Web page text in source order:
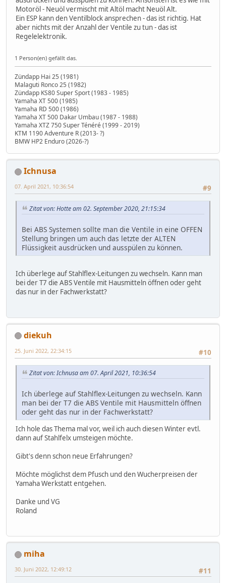
Motoröl - Neuöl vermischt mit Altöl macht Neuöl Alt.
Ein ESP kann den Ventilblock ansprechen - das ist richtig. Hat
aber nichts mit der Anzahl der Ventile zu tun - das ist
Regelelektronik.
1 Person(en) gefällt das.
Zündapp Hai 25 (1981)
Malaguti Ronco 25 (1982)
Zündapp KS80 Super Sport (1983 - 1985)
Yamaha XT 500 (1985)
Yamaha RD 500 (1986)
Yamaha XT 500 Dakar Umbau (1987 - 1988)
Yamaha XTZ 750 Super Ténéré (1999 - 2019)
KTM 1190 Adventure R (2013- ?)
BMW HP2 Enduro (2026-?)
Ichnusa
#9
07. April 2021, 10:36:54
Zitat von: Hotte am 02. September 2020, 21:15:34
Bei ABS Systemen sollte man die Ventile in eine OFFEN
Stellung bringen um auch das letzte der ALTEN
Flüssigkeit ausdrücken und ausspülen zu können.
Ich überlege auf Stahlflex-Leitungen zu wechseln. Kann man
bei der T7 die ABS Ventile mit Hausmitteln öffnen oder geht
das nur in der Fachwerkstatt?
diekuh
#10
25. Juni 2022, 22:34:15
Zitat von: Ichnusa am 07. April 2021, 10:36:54
Ich überlege auf Stahlflex-Leitungen zu wechseln. Kann
man bei der T7 die ABS Ventile mit Hausmitteln öffnen
oder geht das nur in der Fachwerkstatt?
Ich hole das Thema mal vor, weil ich auch diesen Winter evtl.
dann auf Stahlfelx umsteigen möchte.
Gibt's denn schon neue Erfahrungen?
Möchte möglichst dem Pfusch und den Wucherpreisen der
Yamaha Werkstatt entgehen.
Danke und VG
Roland
miha
#11
30. Juni 2022, 12:49:12